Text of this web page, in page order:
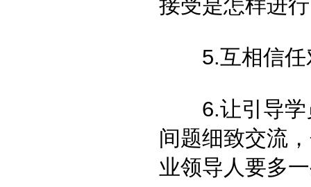
接受是怎样进
5.互相信任
6.让引导学
间题细致交流
业领导人要多